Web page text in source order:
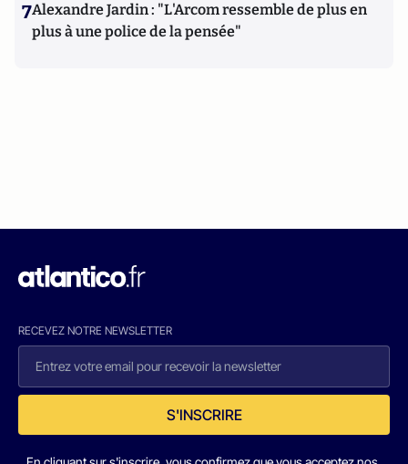
7Alexandre Jardin : "L'Arcom ressemble de plus en
plus à une police de la pensée"
RECEVEZ NOTRE NEWSLETTER
S'INSCRIRE